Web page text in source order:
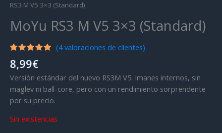
RS3 M V5 3×3 (Standard)
MoYu RS3 M V5 3×3 (Standard)
con5.00
de 5 en
base a
valoraciones
de
clientes
(4valoraciones de clientes)
8,99€
Versión estándar del nuevo RS3M V5. Imanes internos, sin
maglev ni ball-core, pero con un rendimiento sorprendente
por su precio.
Sin existencias